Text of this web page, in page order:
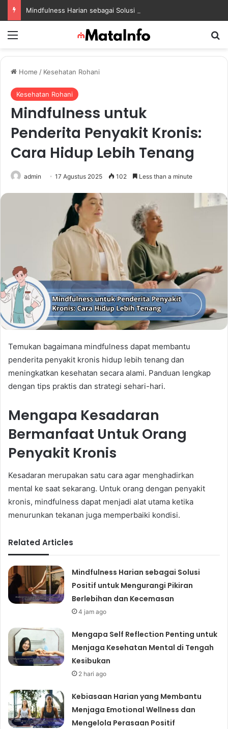
Home / Kesehatan Rohani
Kesehatan Rohani
Mindfulness untuk
Penderita Penyakit Kronis:
Cara Hidup Lebih Tenang
admin 17 Agustus 2025 102 Less than a minute
Temukan bagaimana mindfulness dapat membantu
penderita penyakit kronis hidup lebih tenang dan
meningkatkan kesehatan secara alami. Panduan lengkap
dengan tips praktis dan strategi sehari-hari.
Mengapa Kesadaran
Bermanfaat Untuk Orang
Penyakit Kronis
Kesadaran merupakan satu cara agar menghadirkan
mental ke saat sekarang. Untuk orang dengan penyakit
kronis, mindfulness dapat menjadi alat utama ketika
menurunkan tekanan juga memperbaiki kondisi.
Related Articles
Mindfulness Harian sebagai Solusi
Positif untuk Mengurangi Pikiran
Berlebihan dan Kecemasan
4 jam ago
Mengapa Self Reflection Penting untuk
Menjaga Kesehatan Mental di Tengah
Kesibukan
2 hari ago
Kebiasaan Harian yang Membantu
Menjaga Emotional Wellness dan
Mengelola Perasaan Positif